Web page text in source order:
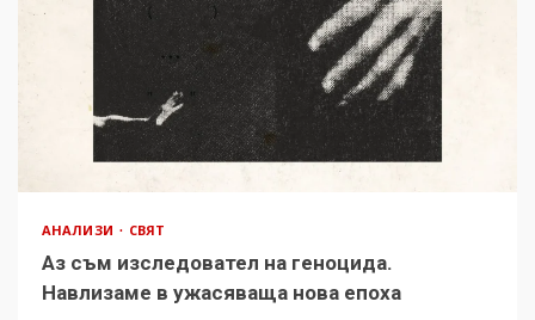
АНАЛИЗИ СВЯТ
Аз съм изследовател на геноцида.
Навлизаме в ужасяваща нова епоха